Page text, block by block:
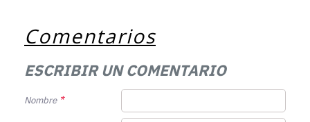
Comentarios
ESCRIBIR UN COMENTARIO
Nombre